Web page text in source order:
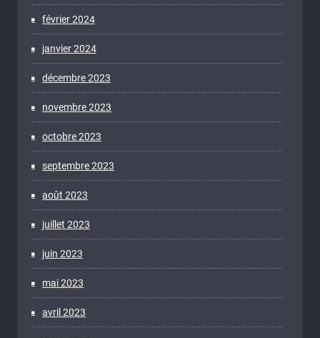
février 2024
janvier 2024
décembre 2023
novembre 2023
octobre 2023
septembre 2023
août 2023
juillet 2023
juin 2023
mai 2023
avril 2023